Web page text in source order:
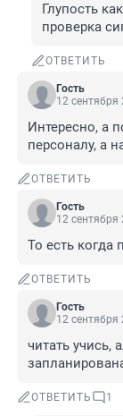
Глупость
проверка
ОТВЕТИТЬ
Гость
12 сентября
Интересно, а
персоналу, а
ОТВЕТИТЬ
Гость
12 сентября
То есть
ОТВЕТИТЬ
Гость
12 сентября
читать учись,
ОТВЕТИТЬ 1